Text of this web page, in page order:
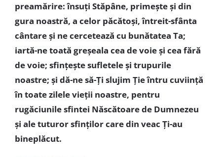
preamărire: însuți Stăpâne, primește și din
gura noastră, a celor păcătoși, întreit-sfânta
cântare și ne cercetează cu bunătatea Ta;
iartă-ne toată greșeala cea de voie și cea fără
de voie; sfințește sufletele și trupurile
noastre; și dă-ne să-Ți slujim Ție întru cuviință
în toate zilele vieții noastre, pentru
rugăciunile sfintei Născătoare de Dumnezeu
și ale tuturor sfinților care din veac Ți-au
bineplăcut.